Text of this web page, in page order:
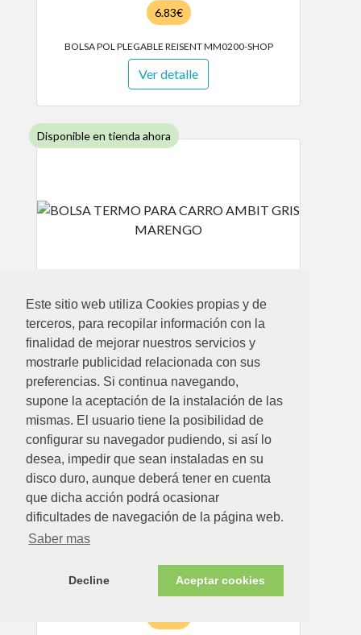
Este sitio web utiliza Cookies propias y de
terceros, para recopilar información con la
finalidad de mejorar nuestros servicios y
mostrarle publicidad relacionada con sus
preferencias. Si continua navegando,
supone la aceptación de la instalación de las
mismas. El usuario tiene la posibilidad de
configurar su navegador pudiendo, si así lo
desea, impedir que sean instaladas en su
disco duro, aunque deberá tener en cuenta
que dicha acción podrá ocasionar
dificultades de navegación de la página web.
Saber mas
Decline Aceptar cookies
6.83€
BOLSA POL PLEGABLE REISENT MM0200-SHOP
Ver detalle
Disponible en tienda ahora
BOLSA TERMO PARA CARRO AMBIT GRIS MARENGO
Ver detalle